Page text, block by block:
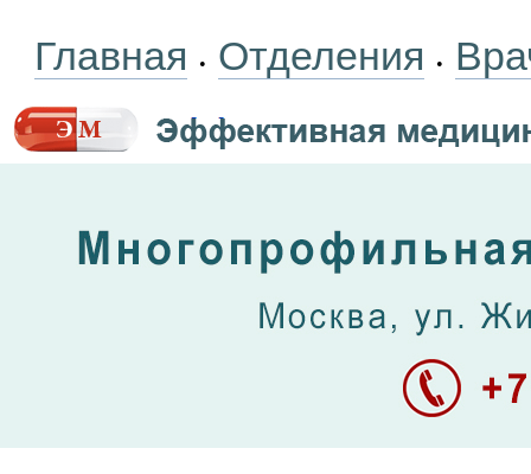
Главная • Отделения •